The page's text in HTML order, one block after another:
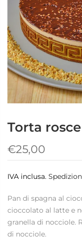
Torta rosce
€25,00
IVA inclusa.
Pan di spagna al
cioccolato al latte e
granella di nocciole.
di nocciole.